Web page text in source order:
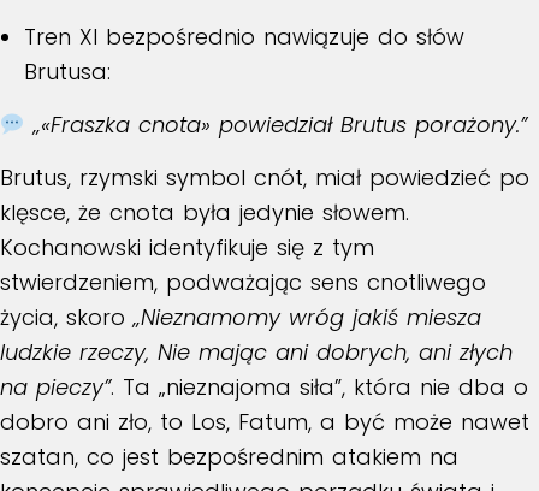
Tren XI bezpośrednio nawiązuje do słów
Brutusa:
„«Fraszka cnota» powiedział Brutus porażony.”
Brutus, rzymski symbol cnót, miał powiedzieć po
klęsce, że cnota była jedynie słowem.
Kochanowski identyfikuje się z tym
stwierdzeniem, podważając sens cnotliwego
życia, skoro„Nieznamomy wróg jakiś miesza
ludzkie rzeczy, Nie mając ani dobrych, ani złych
na pieczy”. Ta „nieznajoma siła”, która nie dba o
dobro ani zło, to Los, Fatum, a być może nawet
szatan, co jest bezpośrednim atakiem na